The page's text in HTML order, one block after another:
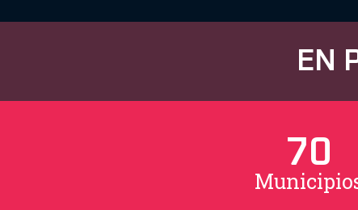
EN
70